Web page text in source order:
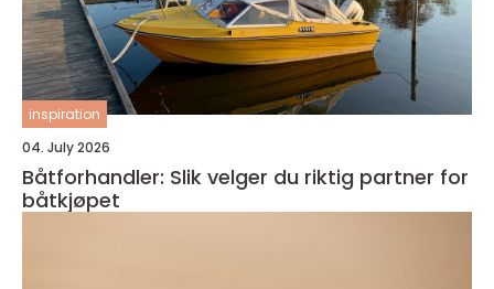
inspiration
04. July 2026
Båtforhandler: Slik velger du riktig partner for
båtkjøpet